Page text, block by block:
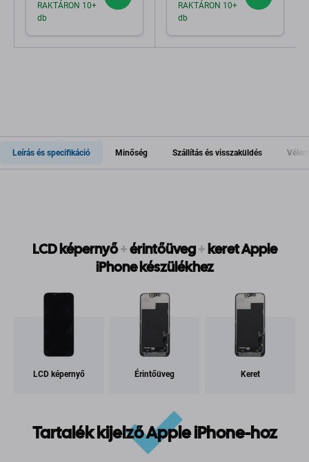
RAKTÁRON 10+
db
RAKTÁRON 10+
db
Leírás és specifikáció Minőség Szállítás és visszaküldés
LCD képernyő+érintőüveg+keret Apple
iPhone készülékhez
LCD képernyő Érintőüveg Keret
Tartalék kijelző Apple iPhone-hoz